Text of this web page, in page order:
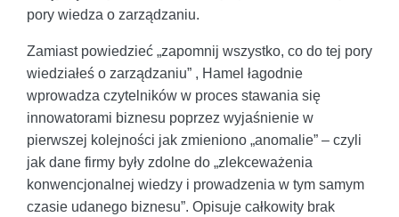
pory wiedza o zarządzaniu.
Zamiast powiedzieć „zapomnij wszystko, co do tej pory
wiedziałeś o zarządzaniu” , Hamel łagodnie
wprowadza czytelników w proces stawania się
innowatorami biznesu poprzez wyjaśnienie w
pierwszej kolejności jak zmieniono „anomalie” – czyli
jak dane firmy były zdolne do „zlekceważenia
konwencjonalnej wiedzy i prowadzenia w tym samym
czasie udanego biznesu”. Opisuje całkowity brak